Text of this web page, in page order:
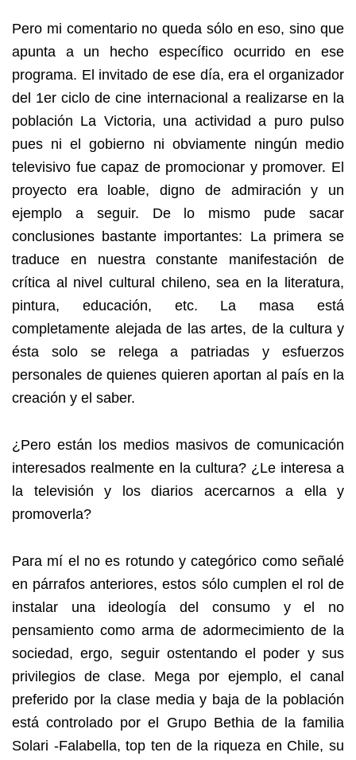
Pero mi comentario no queda sólo en eso, sino que
apunta a un hecho específico ocurrido en ese
programa. El invitado de ese día, era el organizador
del 1er ciclo de cine internacional a realizarse en la
población La Victoria, una actividad a puro pulso
pues ni el gobierno ni obviamente ningún medio
televisivo fue capaz de promocionar y promover. El
proyecto era loable, digno de admiración y un
ejemplo a seguir. De lo mismo pude sacar
conclusiones bastante importantes: La primera se
traduce en nuestra constante manifestación de
crítica al nivel cultural chileno, sea en la literatura,
pintura, educación, etc. La masa está
completamente alejada de las artes, de la cultura y
ésta solo se relega a patriadas y esfuerzos
personales de quienes quieren aportan al país en la
creación y el saber.
¿Pero están los medios masivos de comunicación
interesados realmente en la cultura? ¿Le interesa a
la televisión y los diarios acercarnos a ella y
promoverla?
Para mí el no es rotundo y categórico como señalé
en párrafos anteriores, estos sólo cumplen el rol de
instalar una ideología del consumo y el no
pensamiento como arma de adormecimiento de la
sociedad, ergo, seguir ostentando el poder y sus
privilegios de clase. Mega por ejemplo, el canal
preferido por la clase media y baja de la población
está controlado por el Grupo Bethia de la familia
Solari -Falabella, top ten de la riqueza en Chile, su